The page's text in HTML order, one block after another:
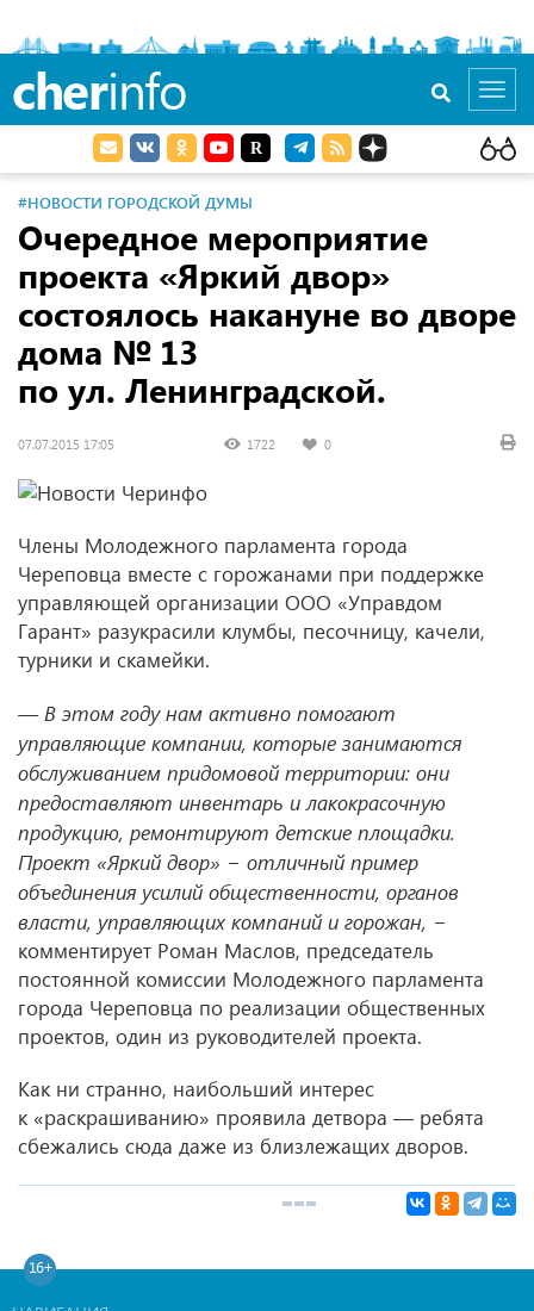
cherinfo
#НОВОСТИ ГОРОДСКОЙ ДУМЫ
Очередное мероприятие
проекта «Яркий двор»
состоялось накануне во дворе
дома № 13
по ул. Ленинградской.
07.07.2015 17:05 1722 0
Члены Молодежного парламента города
Череповца вместе с горожанами при поддержке
управляющей организации ООО «Управдом
Гарант» разукрасили клумбы, песочницу, качели,
турники и скамейки.
— В этом году нам активно помогают
управляющие компании, которые занимаются
обслуживанием придомовой территории: они
предоставляют инвентарь и лакокрасочную
продукцию, ремонтируют детские площадки.
Проект «Яркий двор» − отличный пример
объединения усилий общественности, органов
власти, управляющих компаний и горожан, −
комментирует Роман Маслов, председатель
постоянной комиссии Молодежного парламента
города Череповца по реализации общественных
проектов, один из руководителей проекта.
Как ни странно, наибольший интерес
к «раскрашиванию» проявила детвора — ребята
сбежались сюда даже из близлежащих дворов.
16+